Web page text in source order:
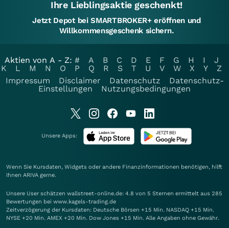
Ihre Lieblingsaktie geschenkt!
Jetzt Depot bei SMARTBROKER+ eröffnen und
Willkommensgeschenk sichern.
Aktien von A - Z: # A B C D E F G H I
J
K
L M N O P Q R S T U V W X Y
Z
Impressum
Disclaimer Datenschutz
Datenschutz-
Einstellungen
Nutzungsbedingungen
Unsere Apps:
Wenn Sie Kursdaten, Widgets oder andere Finanzinformationen benötigen, hilft
Ihnen ARIVA gerne.
Unsere User schätzen wallstreet-online.de: 4.8 von 5 Sternen ermittelt aus 285
Bewertungen bei www.kagels-trading.de
Zeitverzögerung der Kursdaten: Deutsche Börsen +15 Min. NASDAQ +15 Min.
NYSE +20 Min. AMEX +20 Min. Dow Jones +15 Min. Alle Angaben ohne Gewähr.